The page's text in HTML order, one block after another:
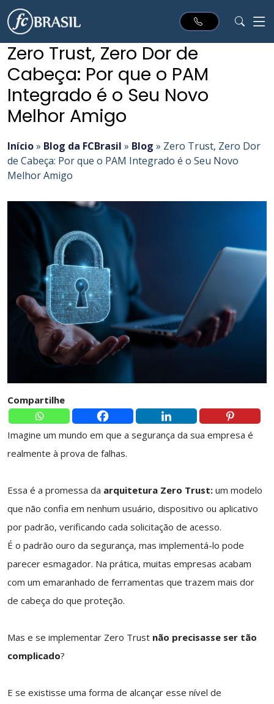
Zero Trust, Zero Dor de
Cabeça: Por que o PAM
Integrado é o Seu Novo
Melhor Amigo
Início» Blog da FCBrasil » Blog » Zero Trust, Zero Dor
de Cabeça: Por que o PAM Integrado é o Seu Novo
Melhor Amigo
Compartilhe
Imagine um mundo em que a segurança da sua empresa é
realmente à prova de falhas.
Essa é a promessa da arquitetura Zero Trust: um modelo
que não confia em nenhum usuário, dispositivo ou aplicativo
por padrão, verificando cada solicitação de acesso.
É o padrão ouro da segurança, mas implementá-lo pode
parecer esmagador. Na prática, muitas empresas acabam
com um emaranhado de ferramentas que trazem mais dor
de cabeça do que proteção.
Mas e se implementar Zero Trust não precisasse ser tão
complicado?
E se existisse uma forma de alcançar esse nível de